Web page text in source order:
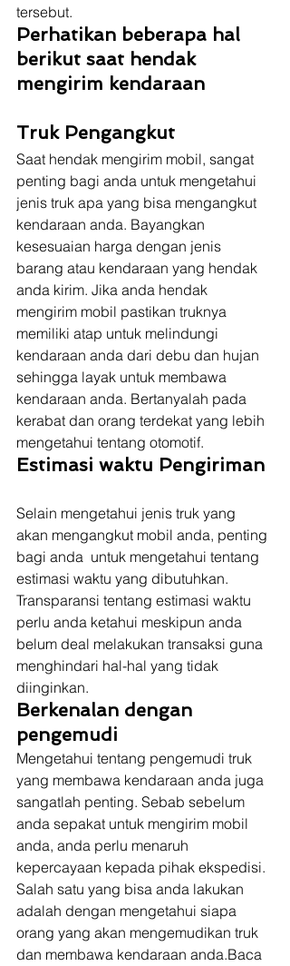
tersebut.
Perhatikan beberapa hal
berikut saat hendak
mengirim kendaraan
Truk Pengangkut
Saat hendak mengirim mobil, sangat
penting bagi anda untuk mengetahui
jenis truk apa yang bisa mengangkut
kendaraan anda. Bayangkan
kesesuaian harga dengan jenis
barang atau kendaraan yang hendak
anda kirim. Jika anda hendak
mengirim mobil pastikan truknya
memiliki atap untuk melindungi
kendaraan anda dari debu dan hujan
sehingga layak untuk membawa
kendaraan anda. Bertanyalah pada
kerabat dan orang terdekat yang lebih
mengetahui tentang otomotif.
Estimasi waktu Pengiriman
Selain mengetahui jenis truk yang
akan mengangkut mobil anda, penting
bagi anda  untuk mengetahui tentang
estimasi waktu yang dibutuhkan.
Transparansi tentang estimasi waktu
perlu anda ketahui meskipun anda
belum deal melakukan transaksi guna
menghindari hal-hal yang tidak
diinginkan.
Berkenalan dengan
pengemudi
Mengetahui tentang pengemudi truk
yang membawa kendaraan anda juga
sangatlah penting. Sebab sebelum
anda sepakat untuk mengirim mobil
anda, anda perlu menaruh
kepercayaan kepada pihak ekspedisi.
Salah satu yang bisa anda lakukan
adalah dengan mengetahui siapa
orang yang akan mengemudikan truk
dan membawa kendaraan anda.Baca